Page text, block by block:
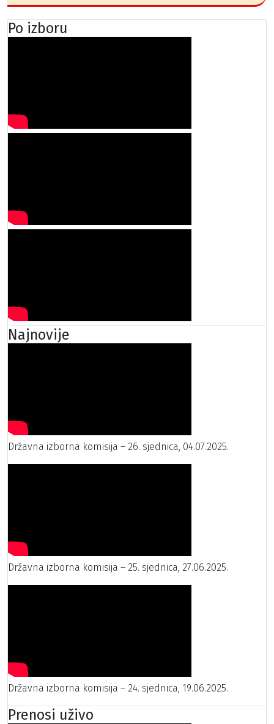
Po izboru
Najnovije
Državna izborna komisija – 26. sjednica, 04.07.2025.
Državna izborna komisija – 25. sjednica, 27.06.2025.
Državna izborna komisija – 24. sjednica, 19.06.2025.
Prenosi uživo